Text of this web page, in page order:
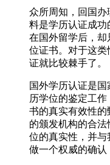
众所周知，回国
料是学历认证成
在国外留学后，
位证书。对于这类
证就比较棘手了。
国外学历认证是
历学位的鉴定工
书的真实有效性
的颁发机构的合
位的真实性，并
做一个权威的确认